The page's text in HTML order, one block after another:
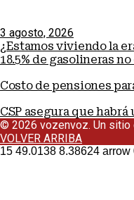
3 agosto, 2026
¿Estamos viviendo la
18.5% de gasolineras
Costo de pensiones
CSP asegura que
© 2026 vozenvoz. Un sitio
VOLVER ARRIBA
15 49.0138 8.38624 arrow